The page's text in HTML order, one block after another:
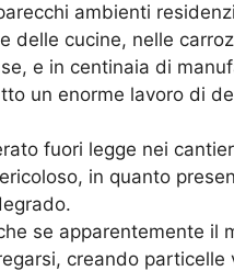
ambienti
delle cucine, nelle
e in centinaia di
un enorme lavoro di
fuori legge nei
in quanto
se apparentemente il
creando particelle